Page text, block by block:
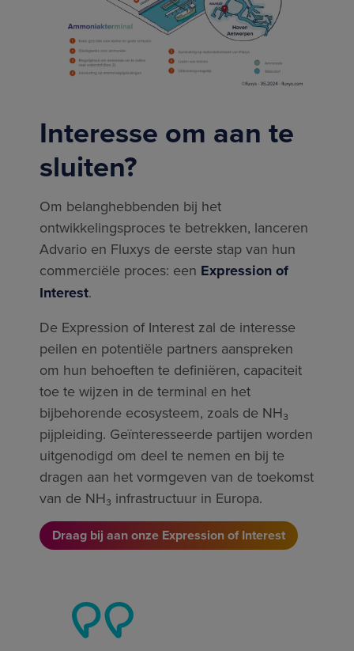
Interesse om aan te
sluiten?
Om belanghebbenden bij het
ontwikkelingsproces te betrekken, lanceren
Advario en Fluxys de eerste stap van hun
commerciële proces: een Expression of
Interest.
De Expression of Interest zal de interesse
peilen en potentiële partners aanspreken
om hun behoeften te definiëren, capaciteit
toe te wijzen in de terminal en het
bijbehorende ecosysteem, zoals de NH₃
pijpleiding. Geïnteresseerde partijen worden
uitgenodigd om deel te nemen en bij te
dragen aan het vormgeven van de toekomst
van de NH₃ infrastructuur in Europa.
Draag bij aan onze Expression of Interest